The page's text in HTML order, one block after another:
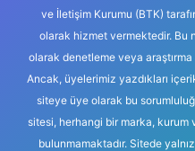
ve İletişim Kurumu (BTK)
olarak hizmet vermektedir. Bu
olarak denetleme veya
Ancak, üyelerimiz yazdıkları
siteye üye olarak bu
sitesi, herhangi bir marka, kurum
bulunmamaktadır. Sitede